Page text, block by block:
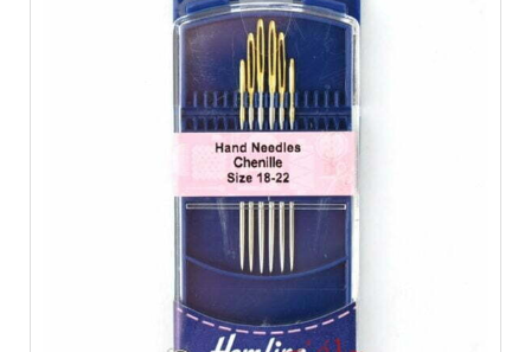
επιλογές
μπορούν
να
επιλεγούν
στη
σελίδα
προϊόντος